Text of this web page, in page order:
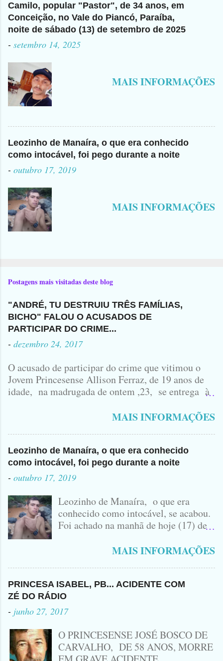
Camilo, popular "Pastor", de 34 anos, em
Conceição, no Vale do Piancó, Paraíba,
noite de sábado (13) de setembro de 2025
- setembro 14, 2025
MAIS INFORMAÇÕES
Leozinho de Manaíra, o que era conhecido
como intocável, foi pego durante a noite
- outubro 17, 2019
MAIS INFORMAÇÕES
Postagens mais visitadas deste blog
"ANDRÉ, TU DESTRUIU TRÊS FAMÍLIAS,
BICHO" FALOU O ACUSADOS DE
PARTICIPAR DO CRIME...
- dezembro 24, 2017
O acusado de participar do crime que vitimou o
Jovem Princesense Allison Ferraz, de 19 anos de
idade, na madrugada de ontem ,23, se entrega à
vulgo ( CORRÓ ) falou como tudo aconteceu ...
MAIS INFORMAÇÕES
Leozinho de Manaíra, o que era conhecido
como intocável, foi pego durante a noite
- outubro 17, 2019
Leozinho de Manaíra, o que era
conhecido como intocável, se acabou.
Foi achado na manhã de hoje (17) de
no Sertão da Paraíba, o Lendário
atingido com disparo de calibre 12. O
Procurado pela Justiça havia matado
a Namorada dele, Fabrícia Nogueira ,
Peixeira. Ele deu mais de 10 Facadas
na Adolescente.
MAIS INFORMAÇÕES
PRINCESA ISABEL, PB... ACIDENTE COM
ZÉ DO RÁDIO
- junho 27, 2017
O PRINCESENSE JOSÉ BOSCO DE
CARVALHO, DE 58 ANOS, MORRE